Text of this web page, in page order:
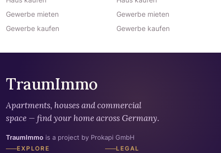
Gewerbe mieten
Gewerbe kaufen
Gewerbe mieten
Gewerbe kaufen
TraumImmo
Apartments, houses and commercial
space — find your home across Germany.
TraumImmo is a project by Prokapi GmbH
EXPLORE LEGAL